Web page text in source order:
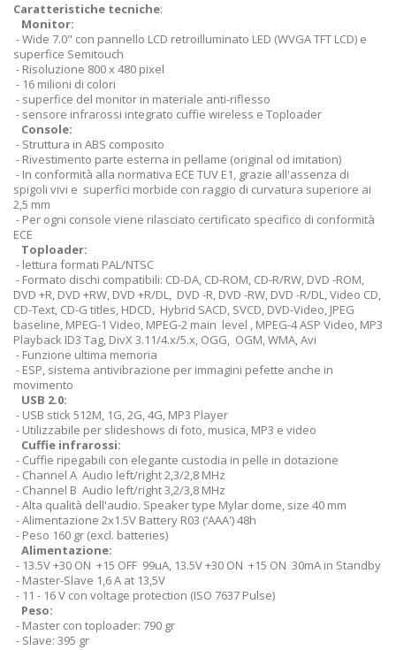
Caratteristiche tecniche:
Monitor:
- Wide 7.0" con pannello LCD retroilluminato LED (WVGA TFT LCD) e
superfice Semitouch
- Risoluzione 800 x 480 pixel
- 16 milioni di colori
- superfice del monitor in materiale anti-riflesso
- sensore infrarossi integrato cuffie wireless e Toploader
Console:
- Struttura in ABS composito
- Rivestimento parte esterna in pellame (original od imitation)
- In conformità alla normativa ECE TUV E1, grazie all'assenza di
spigoli vivi e superfici morbide con raggio di curvatura superiore ai
2,5 mm
- Per ogni console viene rilasciato certificato specifico di conformità
ECE
Toploader:
- lettura formati PAL/NTSC
- Formato dischi compatibili: CD-DA, CD-ROM, CD-R/RW, DVD -ROM,
DVD +R, DVD +RW, DVD +R/DL, DVD -R, DVD -RW, DVD -R/DL, Video CD,
CD-Text, CD-G titles, HDCD, Hybrid SACD, SVCD, DVD-Video, JPEG
baseline, MPEG-1 Video, MPEG-2 main level , MPEG-4 ASP Video, MP3
Playback ID3 Tag, DivX 3.11/4.x/5.x, OGG, OGM, WMA, Avi
- Funzione ultima memoria
- ESP, sistema antivibrazione per immagini pefette anche in
movimento
USB 2.0:
- USB stick 512M, 1G, 2G, 4G, MP3 Player
- Utilizzabile per slideshows di foto, musica, MP3 e video
Cuffie infrarossi:
- Cuffie ripegabili con elegante custodia in pelle in dotazione
- Channel A Audio left/right 2,3/2,8 MHz
- Channel B Audio left/right 3,2/3,8 MHz
- Alta qualità dell'audio. Speaker type Mylar dome, size 40 mm
- Alimentazione 2x1.5V Battery R03 (‘AAA') 48h
- Peso 160 gr (excl. batteries)
Alimentazione:
- 13.5V +30 ON +15 OFF 99uA, 13.5V +30 ON +15 ON 30mA in Standby
- Master-Slave 1,6 A at 13,5V
- 11 - 16 V con voltage protection (ISO 7637 Pulse)
Peso:
- Master con toploader: 790 gr
- Slave: 395 gr